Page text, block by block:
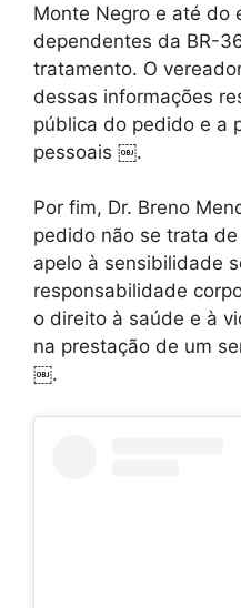
Monte Negro e até do
dependentes da BR-
tratamento. O
dessas informações
pública do pedido e a
pessoais ￼.
Por fim, Dr. Breno
pedido não se trata
apelo à sensibilidade
responsabilidade
o direito à saúde e à
na prestação de um
￼.